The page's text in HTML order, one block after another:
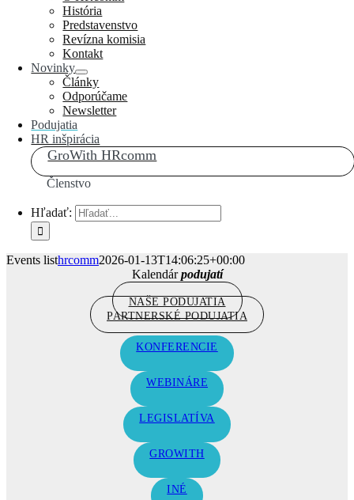
História
Predstavenstvo
Revízna komisia
Kontakt
Novinky
Články
Odporúčame
Newsletter
Podujatia
HR inšpirácia
GroWith HRcomm
Členstvo
Hľadať:
Events listhrcomm2026-01-13T14:06:25+00:00
Kalendárpodujatí
NAŠE PODUJATIA
PARTNERSKÉ PODUJATIA
KONFERENCIE
WEBINÁRE
LEGISLATÍVA
GROWITH
INÉ